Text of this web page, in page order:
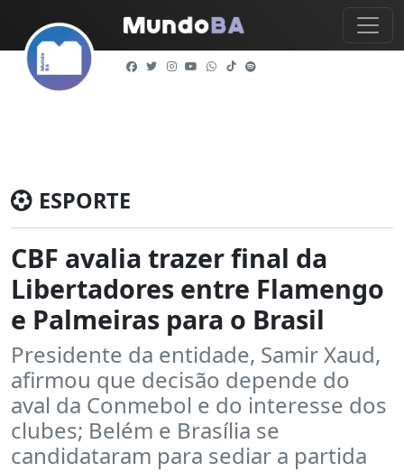
ESPORTE
CBF avalia trazer final da
Libertadores entre Flamengo
e Palmeiras para o Brasil
Presidente da entidade, Samir Xaud,
afirmou que decisão depende do
aval da Conmebol e do interesse dos
clubes; Belém e Brasília se
candidataram para sediar a partida